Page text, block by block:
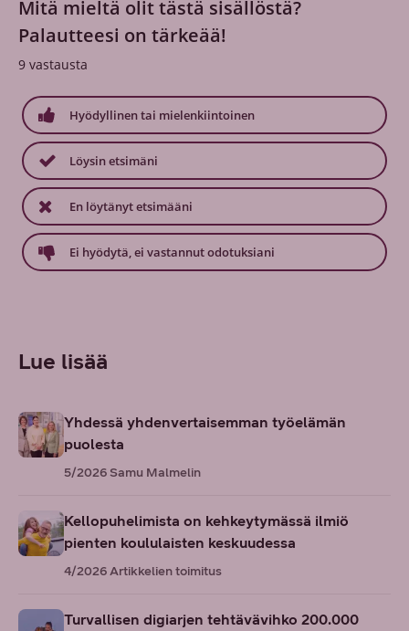
Mitä mieltä olit tästä sisällöstä?
Palautteesi on tärkeää!
9 vastausta
Hyödyllinen tai mielenkiintoinen
Löysin etsimäni
En löytänyt etsimääni
Ei hyödytä, ei vastannut odotuksiani
Lue lisää
Yhdessä yhdenvertaisemman työelämän
puolesta
5/2026Samu Malmelin
Kellopuhelimista on kehkeytymässä ilmiö
pienten koululaisten keskuudessa
4/2026Artikkelien toimitus
Turvallisen digiarjen tehtävävihko 200.000